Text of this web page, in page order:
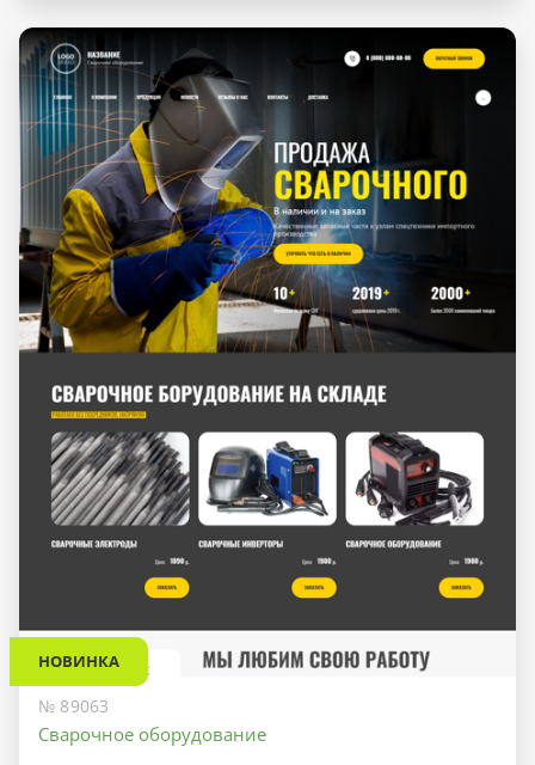
НОВИНКА
№ 89063
Сварочное оборудование